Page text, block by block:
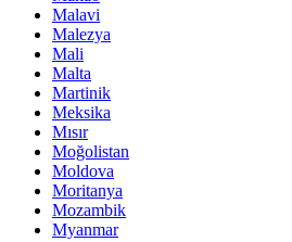
Malavi
Malezya
Mali
Malta
Martinik
Meksika
Mısır
Moğolistan
Moldova
Moritanya
Mozambik
Myanmar